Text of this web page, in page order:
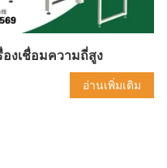
งเชื่อมความถี่สูง
อ่านเพิ่มเติม